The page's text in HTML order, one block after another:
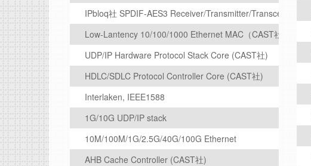
IPbloq社 SPDIF-AES3 Receiver/Transmitter/Transceiver
Low-Lantency 10/100/1000 Ethernet MAC（CAST社）
UDP/IP Hardware Protocol Stack Core (CAST社)
HDLC/SDLC Protocol Controller Core (CAST社)
Interlaken, IEEE1588
1G/10G UDP/IP stack
10M/100M/1G/2.5G/40G/100G Ethernet
AHB Cache Controller (CAST社)